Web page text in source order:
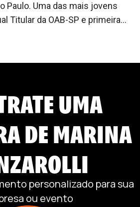
Paulo. Uma das mais jovens
Titular da OAB-SP e primeira
da Comissão da
Direito e Democracia do
Sexual e de Gênero).
Lésbicas, Bissexuais,
Assessora especial para
SP (Associação Brasileira
Jurídicas). Membra da
Cofundadora do Coletivo
Direito-USP, primeiro coletivo
UMA
DEMARINA
personalizado para sua
ou evento